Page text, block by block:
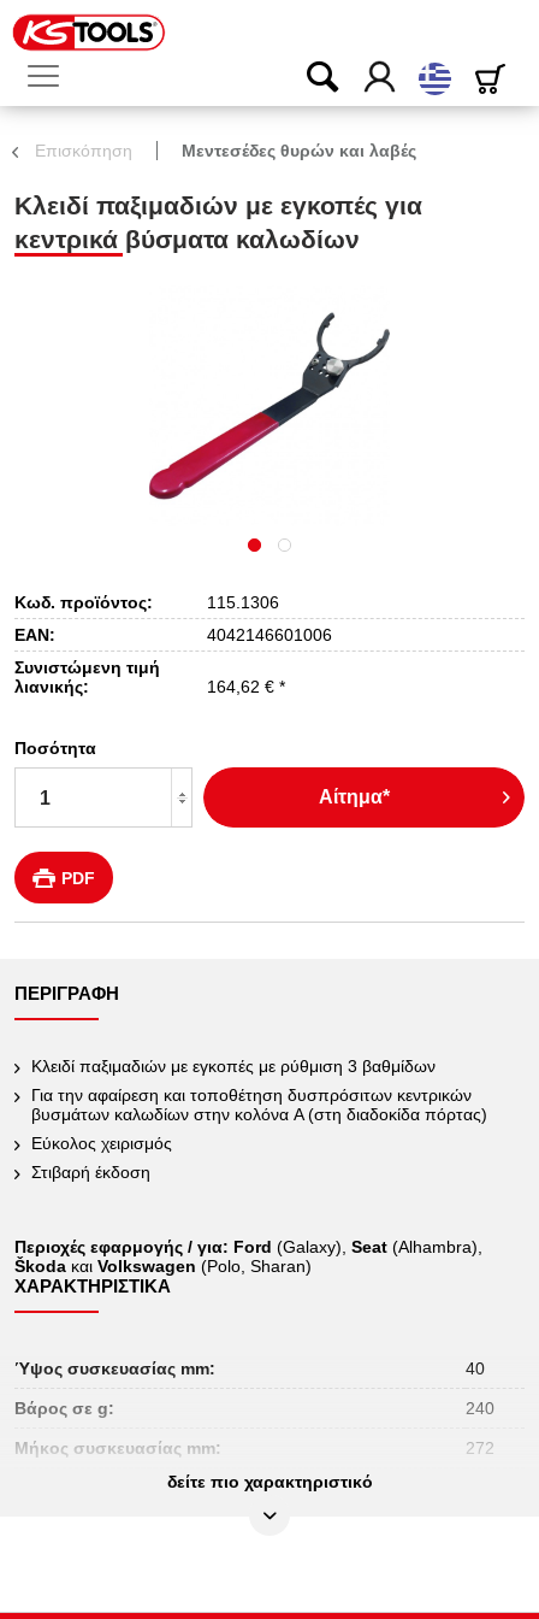
ελληνικά
Επισκόπηση Μεντεσέδες θυρών και λαβές
Κλειδί παξιμαδιών με εγκοπές για
κεντρικά βύσματα καλωδίων
Κωδ. προϊόντος:
115.1306
EAN:
4042146601006
Συνιστώμενη τιμή
λιανικής:
164,62 € *
Ποσότητα
Αίτημα*
PDF
ΠΕΡΙΓΡΑΦΉ
Κλειδί παξιμαδιών με εγκοπές με ρύθμιση 3 βαθμίδων
Για την αφαίρεση και τοποθέτηση δυσπρόσιτων κεντρικών
βυσμάτων καλωδίων στην κολόνα A (στη διαδοκίδα πόρτας)
Εύκολος χειρισμός
Στιβαρή έκδοση
Περιοχές εφαρμογής / για: Ford (Galaxy), Seat (Alhambra),
Škoda και Volkswagen (Polo, Sharan)
ΧΑΡΑΚΤΗΡΙΣΤΙΚΆ
Ύψος συσκευασίας mm: 40
Βάρος σε g: 240
Μήκος συσκευασίας mm: 272
Περιεχόμενο συσκευασίας:δείτε πιο χαρακτηριστικό